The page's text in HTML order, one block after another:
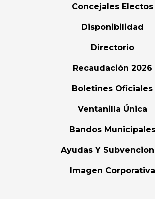
Concejales Electos
Disponibilidad
Directorio
Recaudación 2026
Boletines Oficiales
Ventanilla Única
Bandos
Ayudas Y
Imagen Corporativa